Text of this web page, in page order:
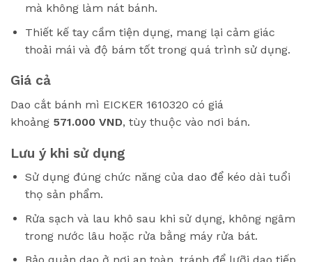
mà không làm nát bánh.
Thiết kế tay cầm tiện dụng, mang lại cảm giác
thoải mái và độ bám tốt trong quá trình sử dụng.
Giá cả
Dao cắt bánh mì EICKER 1610320 có giá
khoảng 571.000 VND, tùy thuộc vào nơi bán.
Lưu ý khi sử dụng
Sử dụng đúng chức năng của dao để kéo dài tuổi
thọ sản phẩm.
Rửa sạch và lau khô sau khi sử dụng, không ngâm
trong nước lâu hoặc rửa bằng máy rửa bát.